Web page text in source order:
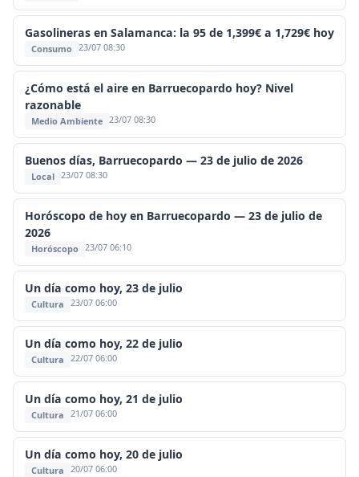
Gasolineras en Salamanca: la 95 de 1,399€ a 1,729€ hoy
Consumo 23/07 08:30
¿Cómo está el aire en Barruecopardo hoy? Nivel
razonable
Medio Ambiente 23/07 08:30
Buenos días, Barruecopardo — 23 de julio de 2026
Local 23/07 08:30
Horóscopo de hoy en Barruecopardo — 23 de julio de
2026
Horóscopo 23/07 06:10
Un día como hoy, 23 de julio
Cultura 23/07 06:00
Un día como hoy, 22 de julio
Cultura 22/07 06:00
Un día como hoy, 21 de julio
Cultura 21/07 06:00
Un día como hoy, 20 de julio
Cultura 20/07 06:00